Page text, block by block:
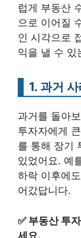
럽게 부동산
으로 이어질
인 시각으로
익을 낼 수 있
1. 과거
과거를 돌아
투자자에게
를 통해 장기
있었어요. 예
하락 이후에
어갔답니다.
✅ 부동산 투
세요.